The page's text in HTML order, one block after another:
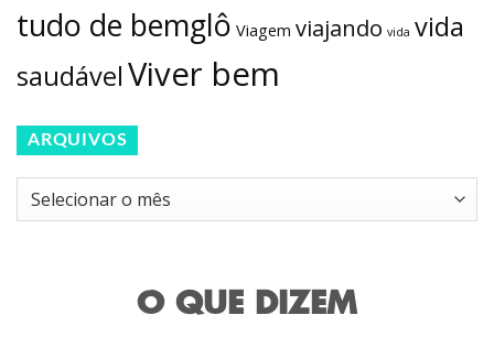
tudo de bemglô Viagem viajando vida vida
saudávelViver bem
ARQUIVOS
Arquivos
O QUE DIZEM